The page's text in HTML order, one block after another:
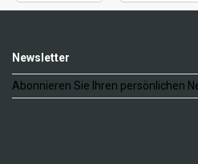
Newsletter
Abonnieren Sie Ihren persönlichen